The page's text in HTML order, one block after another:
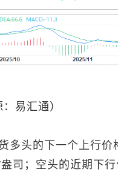
易汇通）
多头的下一个上行
司；空头的近期下